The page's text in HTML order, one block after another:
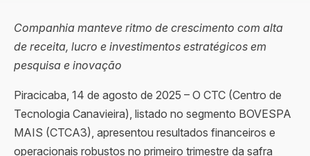
Companhia manteve ritmo de crescimento com alta
de receita, lucro e investimentos estratégicos em
pesquisa e inovação
Piracicaba, 14 de agosto de 2025 – O CTC (Centro de
Tecnologia Canavieira), listado no segmento BOVESPA
MAIS (CTCA3), apresentou resultados financeiros e
operacionais robustos no primeiro trimestre da safra